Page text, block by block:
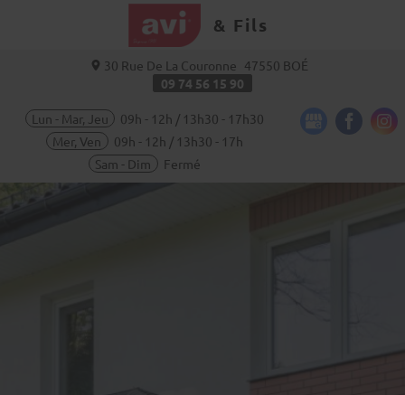
30 Rue De La Couronne 47550 BOÉ
09 74 56 15 90
Lun - Mar, Jeu
09h - 12h / 13h30 - 17h30
Mer, Ven
09h - 12h / 13h30 - 17h
Sam - Dim
Fermé
& Fils